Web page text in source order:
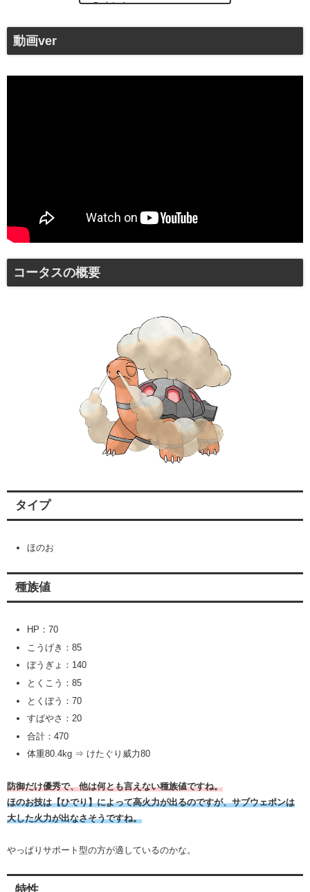
まとめ
動画ver
コータスの概要
タイプ
ほのお
種族値
HP：70
こうげき：85
ぼうぎょ：140
とくこう：85
とくぼう：70
すばやさ：20
合計：470
体重80.4kg ⇒ けたぐり威力80
防御だけ優秀で、他は何とも言えない種族値ですね。
ほのお技は【ひでり】によって高火力が出るのですが、サブウェポンは
大した火力が出なさそうですね。
やっぱりサポート型の方が適しているのかな。
特性